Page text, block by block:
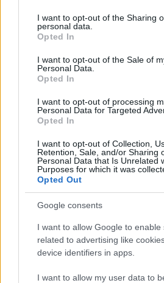
not limited to your visit or usage
grant or deny consent to Google and
use your data for below specified
consent section.
I want to opt-out of the Sharing
personal data.
Opted In
I want to opt-out of the Sale of
Personal Data.
Opted In
I want to opt-out of processing
Personal Data for Targeted
Opted In
I want to opt-out of Collection,
Retention, Sale, and/or Sharing
Personal Data that Is Unrelated
Purposes for which it was
Opted Out
Google consents
I want to allow Google to enable
related to advertising like
device identifiers in apps.
I want to allow my user data to